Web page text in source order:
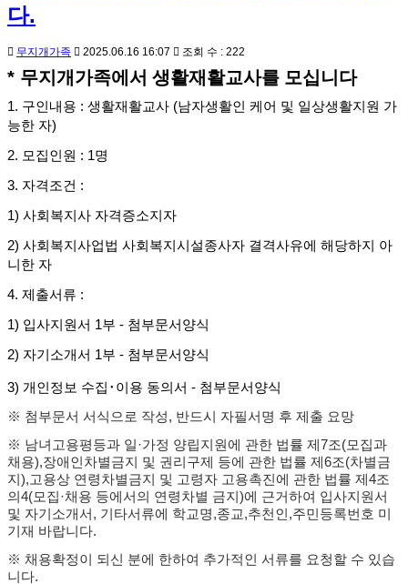
다.
무지개가족 2025.06.16 16:07 조회 수 : 222
* 무지개가족에서 생활재활교사를 모십니다
1. 구인내용 : 생활재활교사 (남자생활인 케어 및 일상생활지원 가
능한 자)
2. 모집인원 : 1명
3. 자격조건 :
1) 사회복지사 자격증소지자
2) 사회복지사업법 사회복지시설종사자 결격사유에 해당하지 아
니한 자
4. 제출서류 :
1) 입사지원서 1부 - 첨부문서양식
2) 자기소개서 1부 - 첨부문서양식
3) 개인정보 수집 ･ 이용 동의서 - 첨부문서양식
※ 첨부문서 서식으로 작성, 반드시 자필서명 후 제출 요망
※ 남녀고용평등과 일·가정 양립지원에 관한 법률 제 7조(모집과
채용),장애인차별금지 및 권리구제 등에 관한 법률 제 6조(차별금
지 ),고용상 연령차별금지 및 고령자 고용촉진에 관한 법률 제 4조
의 4(모집·채용 등에서의 연령차별 금지 )에 근거하여 입사지원서
및 자기소개서 , 기타서류에 학교명,종교,추천인 ,주민등록번호 미
기재 바랍니다.
※ 채용확정이 되신 분에 한하여 추가적인 서류를 요청할 수 있습
니다.